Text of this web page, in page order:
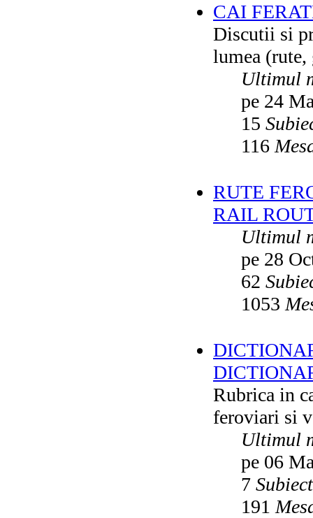
CAI
Discutii si
lumea (rute,
Ultimul
pe 24
15
116
RUTE
RAIL
Ultimul
pe 28
62
1053
Rubrica in
feroviari si
Ultimul
pe 06
7
191